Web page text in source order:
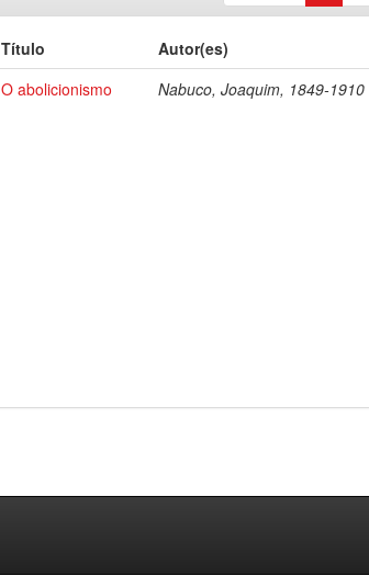
Título
Autor(es)
O abolicionismo Nabuco, Joaquim, 1849-1910